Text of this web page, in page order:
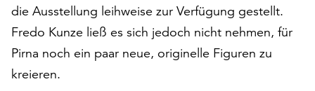
die
Einstellungen
über
die
Schaltfläche
die Ausstellung leihweise zur Verfügung gestellt.
Fredo Kunze ließ es sich jedoch nicht nehmen, für
Pirna noch ein paar neue, originelle Figuren zu
kreieren.